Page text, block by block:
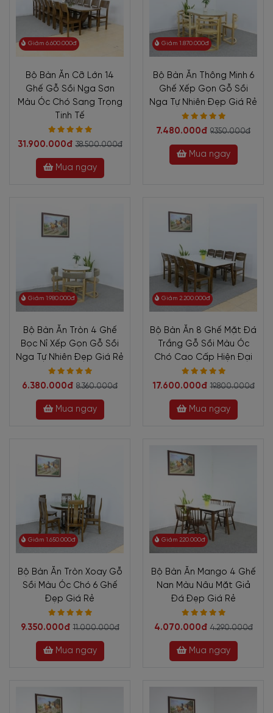
Giảm 6.600.000đ
Bộ Bàn Ăn Cỡ Lớn 14
Ghế Gỗ Sồi Nga Sơn
Màu Óc Chó Sang Trọng
Tinh Tế
31.900.000đ 38.500.000đ
Mua ngay
Giảm 1.870.000đ
Bộ Bàn Ăn Thông Minh 6
Ghế Xếp Gọn Gỗ Sồi
Nga Tự Nhiên Đẹp Giá Rẻ
7.480.000đ 9.350.000đ
Mua ngay
Giảm 1.980.000đ
Bộ Bàn Ăn Tròn 4 Ghế
Bọc Nỉ Xếp Gọn Gỗ Sồi
Nga Tự Nhiên Đẹp Giá Rẻ
6.380.000đ 8.360.000đ
Mua ngay
Giảm 2.200.000đ
Bộ Bàn Ăn 8 Ghế Mặt Đá
Trắng Gỗ Sồi Màu Óc
Chó Cao Cấp Hiện Đại
17.600.000đ 19.800.000đ
Mua ngay
Giảm 1.650.000đ
Bộ Bàn Ăn Tròn Xoay Gỗ
Sồi Màu Óc Chó 6 Ghế
Đẹp Giá Rẻ
9.350.000đ 11.000.000đ
Mua ngay
Giảm 220.000đ
Bộ Bàn Ăn Mango 4 Ghế
Nan Màu Nâu Mặt Giả
Đá Đẹp Giá Rẻ
4.070.000đ 4.290.000đ
Mua ngay